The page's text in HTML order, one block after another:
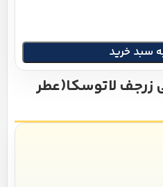
سبد خرید
زرجف لاتوسکا(عطر